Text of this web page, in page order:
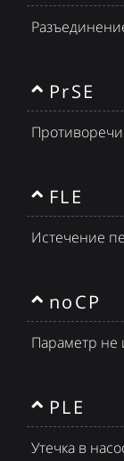
PrSE
FLE
Истечение
noCP
Параметр не
PLE
Утечка в